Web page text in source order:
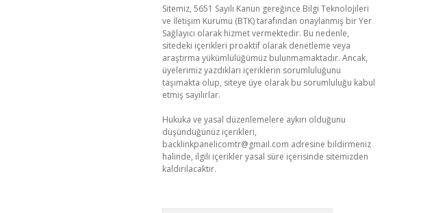
Sitemiz, 5651 Sayılı Kanun gereğince Bilgi Teknolojileri
ve İletişim Kurumu (BTK) tarafından onaylanmış bir Yer
Sağlayıcı olarak hizmet vermektedir. Bu nedenle,
sitedeki içerikleri proaktif olarak denetleme veya
araştırma yükümlülüğümüz bulunmamaktadır. Ancak,
üyelerimiz yazdıkları içeriklerin sorumluluğunu
taşımakta olup, siteye üye olarak bu sorumluluğu kabul
etmiş sayılırlar.
Hukuka ve yasal düzenlemelere aykırı olduğunu
düşündüğünüz içerikleri,
backlinkpanelicomtr@gmail.com adresine bildirmeniz
halinde, ilgili içerikler yasal süre içerisinde sitemizden
kaldırılacaktır.